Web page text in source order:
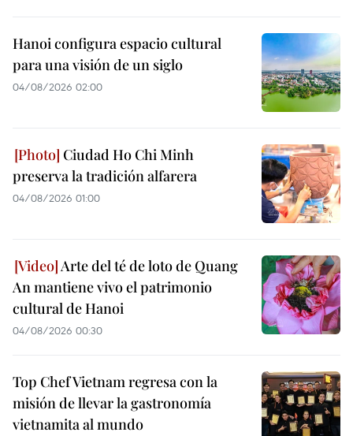
Hanoi configura espacio cultural
para una visión de un siglo
04/08/2026 02:00
Ciudad Ho Chi Minh
preserva la tradición alfarera
04/08/2026 01:00
Arte del té de loto de Quang
An mantiene vivo el patrimonio
cultural de Hanoi
04/08/2026 00:30
Top Chef Vietnam regresa con la
misión de llevar la gastronomía
vietnamita al mundo